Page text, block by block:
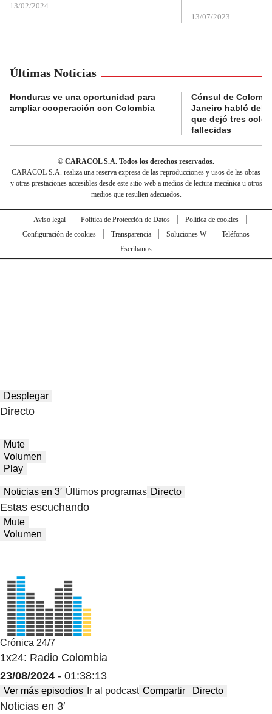
13/02/2024
13/07/2023
Últimas Noticias
Honduras ve una oportunidad para
ampliar cooperación con Colombia
Cónsul de
Janeiro habló del
que dejó tres
fallecidas
© CARACOL S.A. Todos los derechos reservados.
CARACOL S.A. realiza una reserva expresa de las reproducciones y usos de las obras
y otras prestaciones accesibles desde este sitio web a medios de lectura mecánica u otros
medios que resulten adecuados.
Aviso legal Política de Protección de Datos
Política de cookies
Configuración de cookies
Transparencia Soluciones W
Teléfonos
Escríbanos
Desplegar
Directo
Mute
Volumen
Play
Noticias en 3′ Últimos programas Directo
Estas escuchando
Mute
Volumen
Crónica 24/7
1x24: Radio Colombia
23/08/2024 - 01:38:13
Ver más episodios Ir al podcast Compartir Directo
Noticias en 3′